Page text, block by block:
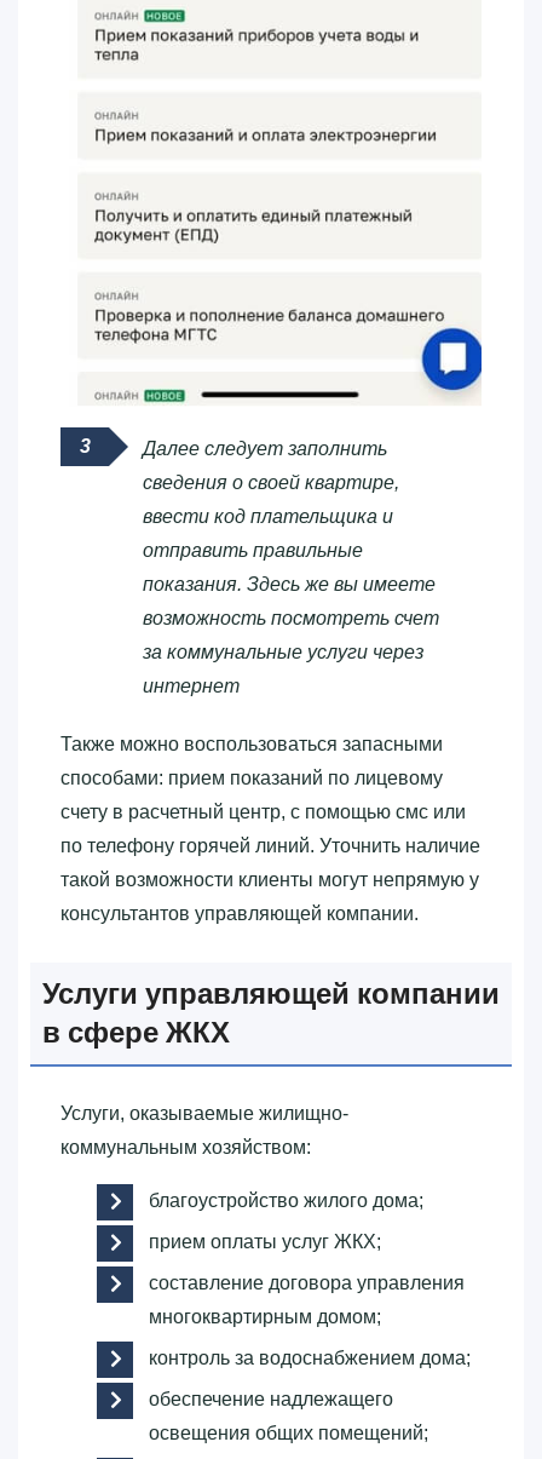
Далее следует заполнить
сведения о своей квартире,
ввести код плательщика и
отправить правильные
показания. Здесь же вы имеете
возможность посмотреть счет
за коммунальные услуги через
интернет
Также можно воспользоваться запасными
способами: прием показаний по лицевому
счету в расчетный центр, с помощью смс или
по телефону горячей линий. Уточнить наличие
такой возможности клиенты могут непрямую у
консультантов управляющей компании.
Услуги управляющей компании
в сфере ЖКХ
Услуги, оказываемые жилищно-
коммунальным хозяйством:
благоустройство жилого дома;
прием оплаты услуг ЖКХ;
составление договора управления
многоквартирным домом;
контроль за водоснабжением дома;
обеспечение надлежащего
освещения общих помещений;